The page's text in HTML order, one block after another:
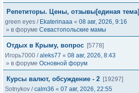
Репетиторы. Цены, отзывы[единая тема]
green eyes / Ekaterinaaa « 08 авг, 2026, 9:16
» в форуме Севастопольские мамы
Отдых в Крыму, вопрос [5778]
Игорь7000 /aleks77 « 08 авг, 2026, 8:43
» в форуме Основной форум
Курсы валют, обсуждение - 2 [19297]
Sotnykov /calm36 « 07 авг, 2026, 22:55